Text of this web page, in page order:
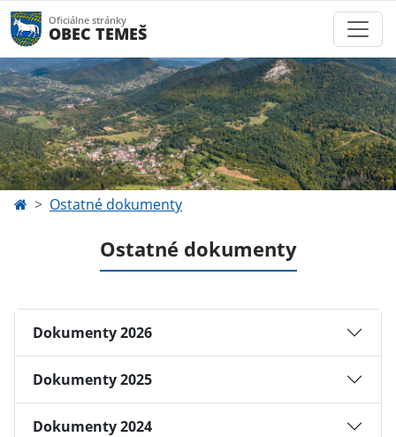
Oficiálne stránky
OBEC TEMEŠ
Ostatné dokumenty
Ostatné dokumenty
Dokumenty 2026
Dokumenty 2025
Dokumenty 2024